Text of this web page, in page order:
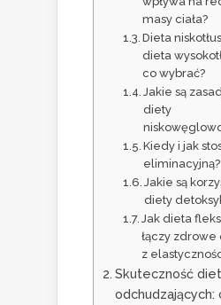
masy ciała?
Dieta
dieta
co wybrać?
Jakie są
diety
Kiedy i jak
eliminacyjną?
Jakie są
diety
Jak dieta
łączy zdrowe
z
Skuteczność diet
odchudzających: